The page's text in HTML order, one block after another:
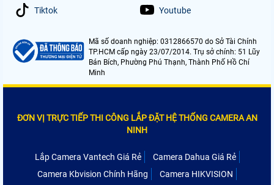
Tiktok Youtube
Mã số doanh nghiệp: 0312866570 do Sở Tài Chính
TP.HCM cấp ngày 23/07/2014. Trụ sở chính: 51 Lũy
Bán Bích, Phường Phú Thạnh, Thành Phố Hồ Chí
Minh
ĐƠN VỊ TRỰC TIẾP THI CÔNG LẮP ĐẶT HỆ THỐNG CAMERA AN
NINH
Lắp Camera Vantech Giá Rẻ
Camera Dahua Giá Rẻ
Camera Kbvision Chính Hãng
Camera HIKVISION